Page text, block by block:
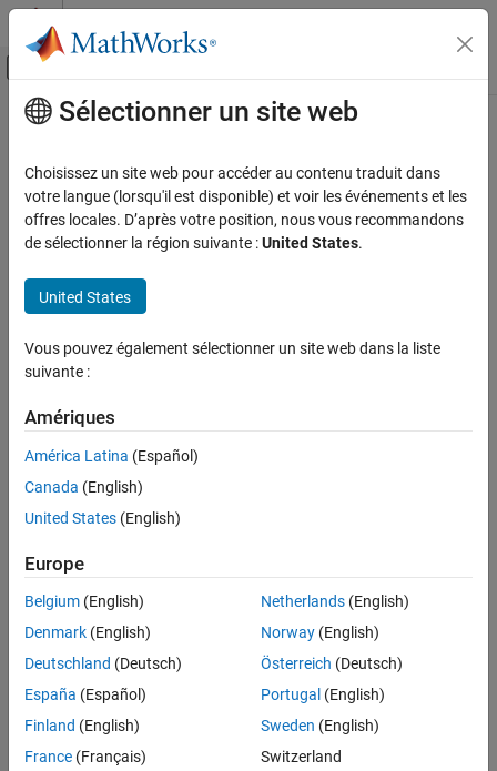
Passer au contenu
Activer/désactiver l'affichage du menu
Accueil de la documentation
Simulink Check
Collect Model and Testing Metrics
Overall MATLAB Effective Lines of Code
(eLOC)
ON THIS PAGE
Metric ID
Supported Artifacts
Computation Details
Collection
Results
Contenu principal
Overall
Code (eLOC)
Since R2022b
Metric ID
slcomp.OverallMATLABeLOC
Use this metric to count the total number of effective lines of
code are lines of executable code.
Supported Artifacts
You can collect this metric for
what the dashboard classifies as a unit or component, see
Computation Details
Only analyzes MATLAB code that does not contain syntax
errors.
Does not consider the following to be effective lines of code:
Sélectionner un site web
Choisissez un site web pour accéder au contenu traduit dans
votre langue (lorsqu'il est disponible) et voir les événements et les
offres locales. D’après votre position, nous vous recommandons
de sélectionner la région suivante :United States.
United States
Vous pouvez également sélectionner un site web dans la liste
suivante :
Amériques
América Latina (Español)
Canada (English)
United States (English)
Europe
Belgium (English)
Denmark (English)
Deutschland (Deutsch)
España (Español)
Finland (English)
France (Français)
Netherlands(English)
Norway(English)
Österreich (Deutsch)
Portugal (English)
Sweden (English)
Switzerland